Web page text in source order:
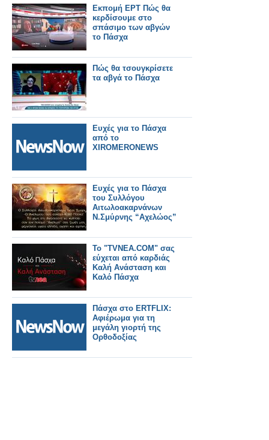
Εκπομή ΕΡΤ Πώς θα
κερδίσουμε στο
σπάσιμο των αβγών
το Πάσχα
Πώς θα τσουγκρίσετε
τα αβγά το Πάσχα
Ευχές για το Πάσχα
από το
XIROMERONEWS
Ευχές για το Πάσχα
του Συλλόγου
Αιτωλοακαρνάνων
Ν.Σμύρνης “Αχελώος”
Το "TVNEA.COM" σας
εύχεται από καρδιάς
Καλή Ανάσταση και
Καλό Πάσχα
Πάσχα στο ERTFLIX:
Αφιέρωμα για τη
μεγάλη γιορτή της
Ορθοδοξίας